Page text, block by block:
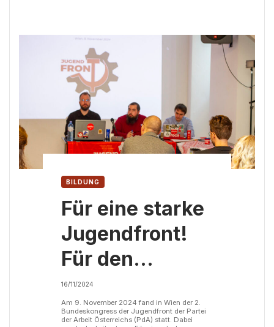
BILDUNG
Für eine starke
Jugendfront!
Für den
Wiederaufbau
der
16/11/2024
Am 9. November 2024 fand in Wien der 2.
Bundeskongress der Jugendfront der Partei
der Arbeit Österreichs (PdA) statt. Dabei